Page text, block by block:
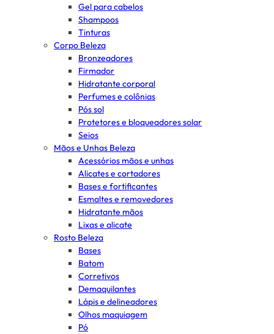
Gel para cabelos
Shampoos
Tinturas
Corpo Beleza
Bronzeadores
Firmador
Hidratante corporal
Perfumes e colônias
Pós sol
Protetores e bloqueadores solar
Seios
Mãos e Unhas Beleza
Acessórios mãos e unhas
Alicates e cortadores
Bases e fortificantes
Esmaltes e removedores
Hidratante mãos
Lixas e alicate
Rosto Beleza
Bases
Batom
Corretivos
Demaquilantes
Lápis e delineadores
Olhos maquiagem
Pó